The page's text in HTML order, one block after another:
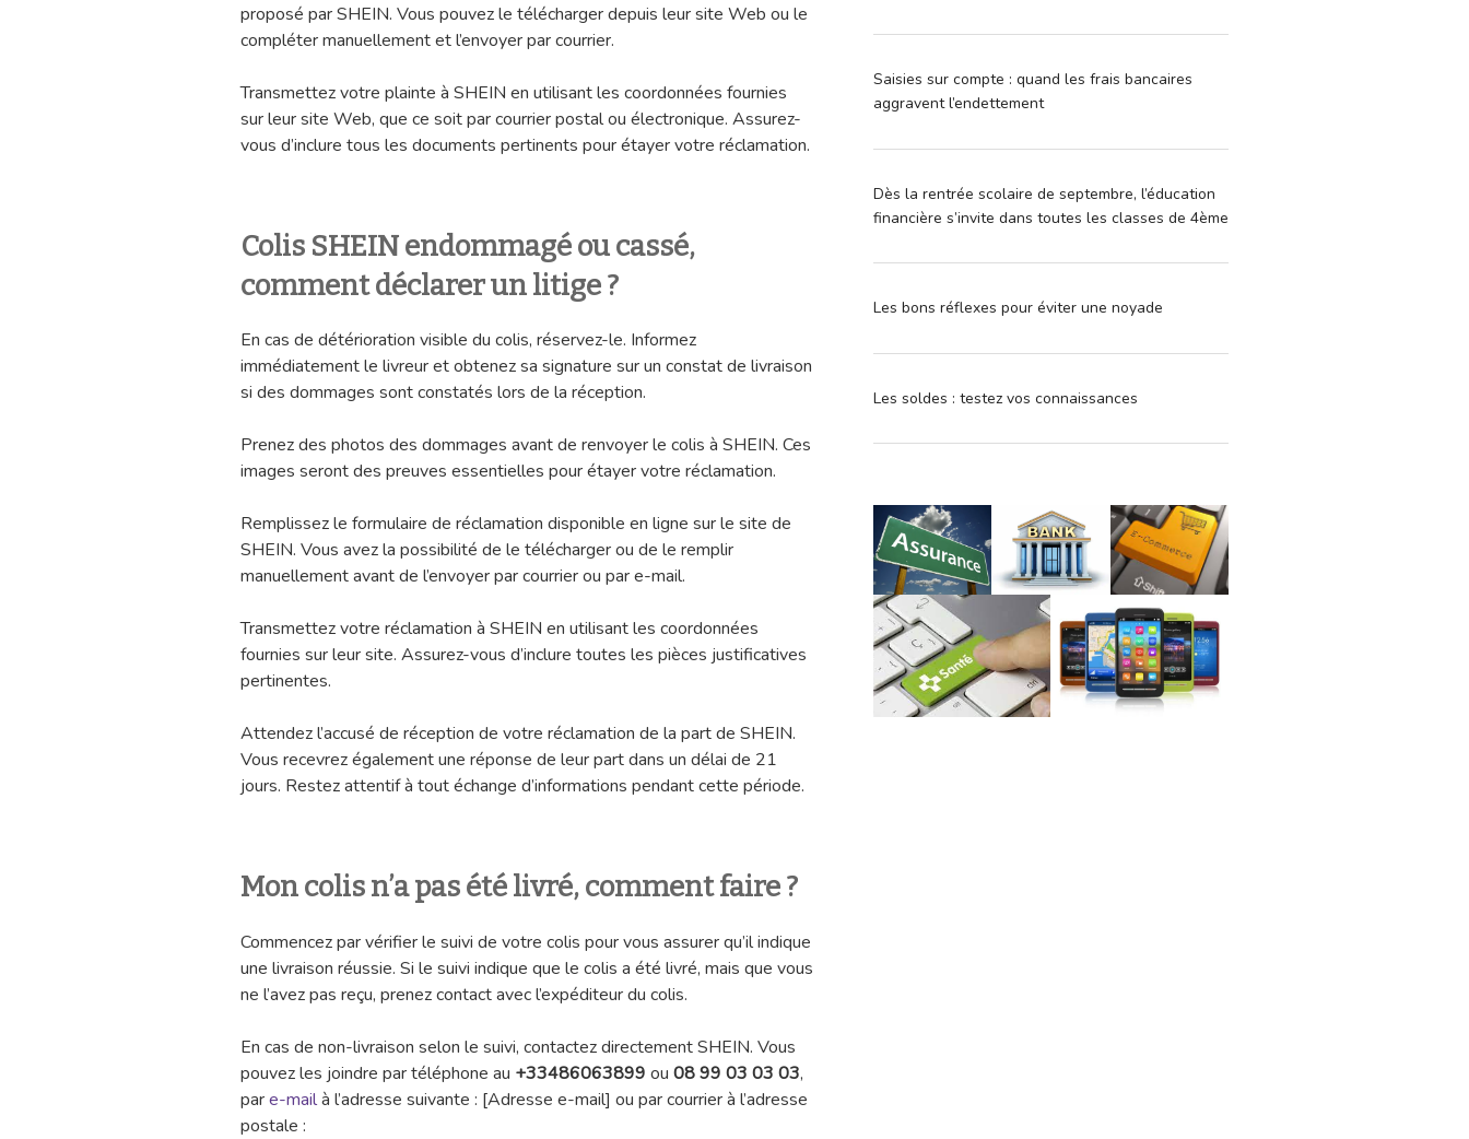
proposé par SHEIN. Vous pouvez le télécharger depuis leur site Web ou le
compléter manuellement et l’envoyer par courrier.
Transmettez votre plainte à SHEIN en utilisant les coordonnées fournies
sur leur site Web, que ce soit par courrier postal ou électronique. Assurez-
vous d’inclure tous les documents pertinents pour étayer votre réclamation.
Colis SHEIN endommagé ou cassé,
comment déclarer un litige ?
En cas de détérioration visible du colis, réservez-le. Informez
immédiatement le livreur et obtenez sa signature sur un constat de livraison
si des dommages sont constatés lors de la réception.
Prenez des photos des dommages avant de renvoyer le colis à SHEIN. Ces
images seront des preuves essentielles pour étayer votre réclamation.
Remplissez le formulaire de réclamation disponible en ligne sur le site de
SHEIN. Vous avez la possibilité de le télécharger ou de le remplir
manuellement avant de l’envoyer par courrier ou par e-mail.
Transmettez votre réclamation à SHEIN en utilisant les coordonnées
fournies sur leur site. Assurez-vous d’inclure toutes les pièces justificatives
pertinentes.
Attendez l’accusé de réception de votre réclamation de la part de SHEIN.
Vous recevrez également une réponse de leur part dans un délai de 21
jours. Restez attentif à tout échange d’informations pendant cette période.
Mon colis n’a pas été livré, comment faire ?
Commencez par vérifier le suivi de votre colis pour vous assurer qu’il indique
une livraison réussie. Si le suivi indique que le colis a été livré, mais que vous
ne l’avez pas reçu, prenez contact avec l’expéditeur du colis.
En cas de non-livraison selon le suivi, contactez directement SHEIN. Vous
pouvez les joindre par téléphone au +33486063899 ou 08 99 03 03 03,
pare-mailà l’adresse suivante : [Adresse e-mail] ou par courrier à l’adresse
postale :
Saisies sur compte : quand les frais bancaires
aggravent l’endettement
Dès la rentrée scolaire de septembre, l’éducation
financière s’invite dans toutes les classes de 4ème
Les bons réflexes pour éviter une noyade
Les soldes : testez vos connaissances